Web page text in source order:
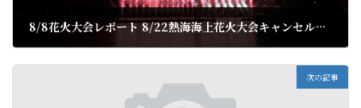
8/8花火大会レポート 8/22熱海海上花火大会キャンセル出ました。
次の記事